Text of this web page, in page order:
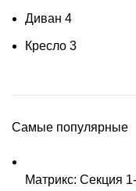
Диван 4
Кресло 3
Самые популярные
Матрикс: Секция